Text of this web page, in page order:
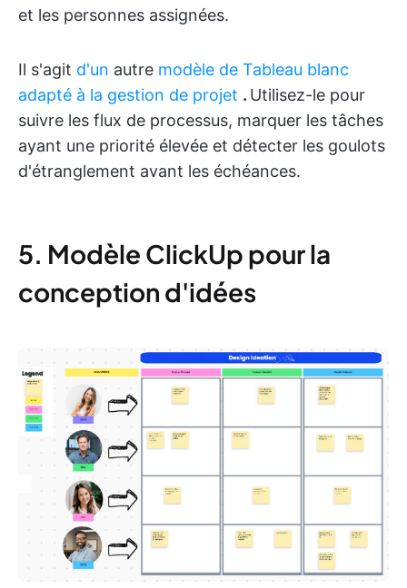
et les personnes assignées.
Il s'agit d'un autre modèle de Tableau blanc
adapté à la gestion de projet . Utilisez-le pour
suivre les flux de processus, marquer les tâches
ayant une priorité élevée et détecter les goulots
d'étranglement avant les échéances.
5. Modèle ClickUp pour la
conception d'idées